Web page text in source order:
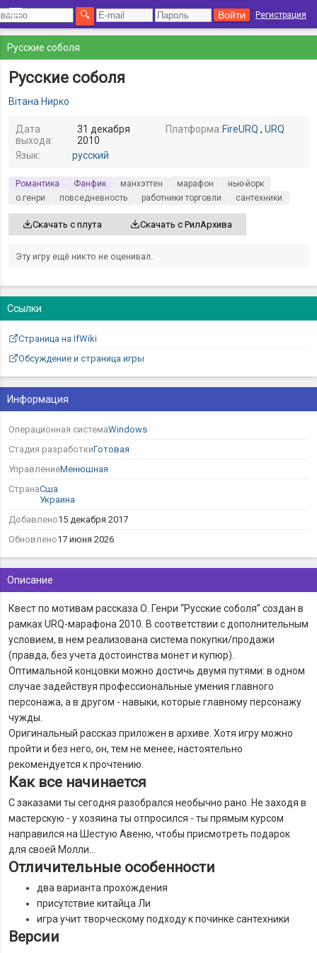
Регистрация
Русские соболя
Русские соболя
Вiтана Нирко
Дата
выхода:
31 декабря
2010
Платформа:FireURQ , URQ
Язык: русский
Романтика Фанфик манхэттен марафон
нью-йорк
о.генри
повседневность работники торговли сантехники
Скачать с плута Скачать с РилАрхива
Эту игру ещё никто не оценивал.
Описание
Квест по мотивам рассказа О. Генри “Русские соболя” создан в
рамках URQ-марафона 2010. В соответствии с дополнительным
условием, в нем реализована система покупки/продажи
(правда, без учета достоинства монет и купюр).
Оптимальной концовки можно достичь двумя путями: в одном
случае задействуя профессиональные умения главного
персонажа, а в другом - навыки, которые главному персонажу
чужды.
Оригинальный рассказ приложен в архиве. Хотя игру можно
пройти и без него, он, тем не менее, настоятельно
рекомендуется к прочтению.
Как все начинается
С заказами ты сегодня разобрался необычно рано. Не заходя в
мастерскую - у хозяина ты отпросился - ты прямым курсом
направился на Шестую Авеню, чтобы присмотреть подарок
для своей Молли…
Отличительные особенности
два варианта прохождения
присутствие китайца Ли
игра учит творческому подходу к починке сантехники
Версии
Ссылки
Страница на IfWiki
Обсуждение и страница игры
Информация
Операционная системаWindows
Стадия разработкиГотовая
УправлениеМенюшная
СтранаСша
Украина
Добавлено15 декабря 2017
Обновлено17 июня 2026